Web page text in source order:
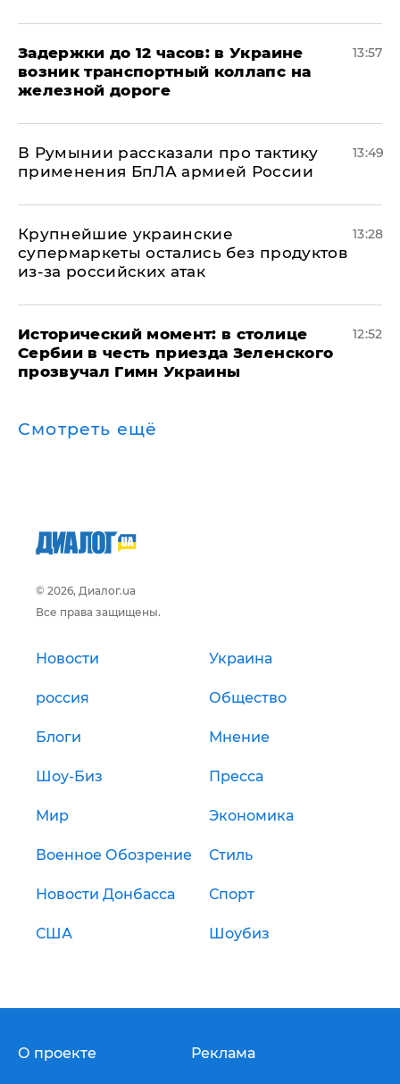
Задержки до 12 часов: в Украине
возник транспортный коллапс на
железной дороге
13:57
В Румынии рассказали про тактику
применения БпЛА армией России
13:49
Крупнейшие украинские
супермаркеты остались без продуктов
из-за российских атак
13:28
Исторический момент: в столице
Сербии в честь приезда Зеленского
прозвучал Гимн Украины
12:52
Смотреть ещё
© 2026, Диалог.ua
Все права защищены.
Новости Украина
россия Общество
Блоги Мнение
Шоу-Биз Пресса
Мир Экономика
Военное Обозрение Стиль
Новости Донбасса Спорт
США Шоубиз
О проекте Реклама